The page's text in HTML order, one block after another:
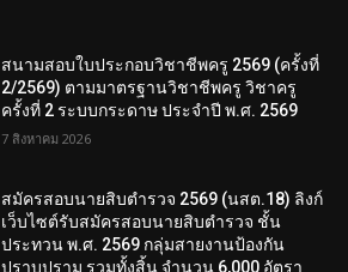
สนามสอบใบประกอบวิชาชีพครู 2569 (ครั้งที่
2/2569) ตามมาตรฐานวิชาชีพครู วิชาครู
ครั้งที่ 2 ระบบกระดาษ ประจำปี พ.ศ. 2569
7 สิงหาคม 2026
สมัครสอบนายสิบตำรวจ 2569 (นสต.18) ลิงก์
เว็บไซต์รับสมัครสอบนายสิบตำรวจ ชั้น
ประทวน พ.ศ. 2569 กลุ่มสายงานป้องกัน
ปราบปราม รวมทั้งสิ้น จำนวน 6,000 อัตรา